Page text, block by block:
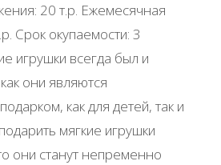
20 т.р. Ежемесячная
Срок окупаемости: 3
игрушки всегда был и
они являются
как для детей, так и
мягкие игрушки
они станут непременно